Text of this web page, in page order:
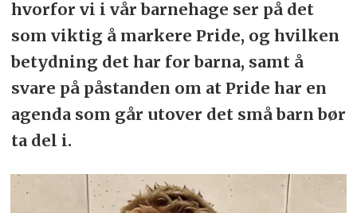
hvorfor vi i vår barnehage ser på det
som viktig å markere Pride, og hvilken
betydning det har for barna, samt å
svare på påstanden om at Pride har en
agenda som går utover det små barn bør
ta del i.